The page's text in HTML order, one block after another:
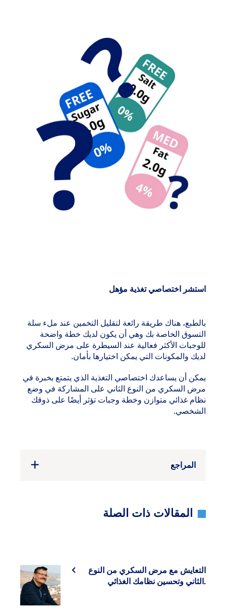
استشر اختصاصي تغذية مؤهل
بالطبع، هناك طريقة رائعة لتقليل التخمين عند ملء سلة
التسوق الخاصة بك وهي أن يكون لديك خطة واضحة
للوجبات الأكثر فعالية عند السيطرة على مرض السكري
لديك والمكونات التي يمكن اختيارها بأمان.
يمكن أن يساعدك اختصاصي التغذية الذي يتمتع بخبرة في
مرض السكري من النوع الثاني على المشاركة في وضع
نظام غذائي متوازن وخطة وجبات تؤثر أيضًا على ذوقك
الشخصي.
المراجع
المقالات ذات الصلة
التعايش مع مرض السكري من النوع
الثاني وتحسين نظامك الغذائي.